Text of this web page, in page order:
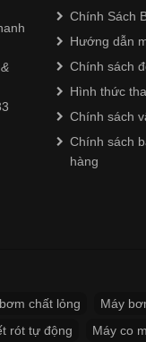
Chính Sách
Hướng dẫn
Chính sách
Hình thức
Chính sách
Chính sách
hàng
chất lỏng Máy
rót tự động Máy co